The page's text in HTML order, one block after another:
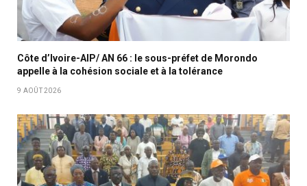
Côte d’Ivoire-AIP/ AN 66 : le sous-préfet de Morondo
appelle à la cohésion sociale et à la tolérance
9 AOÛT 2026